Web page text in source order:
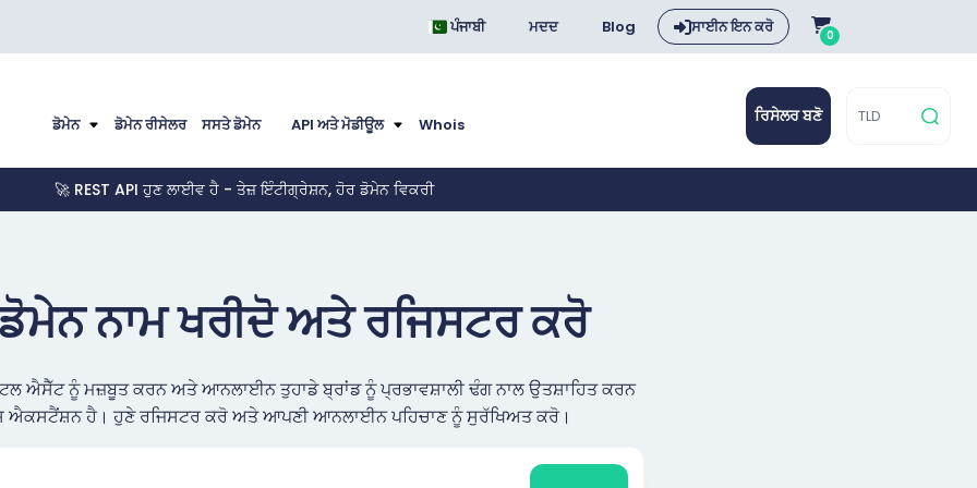
ਪੰਜਾਬੀ ਮਦਦ Blog ਸਾਈਨ ਇਨ ਕਰੋ 0
ਡੋਮੇਨ ਡੋਮੇਨ ਰੀਸੇਲਰ ਸਸਤੇ ਡੋਮੇਨ API ਅਤੇ ਮੋਡੀਊਲ Whois ਰਿਸੇਲਰ ਬਣੋ
🚀 REST API ਹੁਣ ਲਾਈਵ ਹੈ - ਤੇਜ਼ ਇੰਟੀਗ੍ਰੇਸ਼ਨ, ਹੋਰ ਡੋਮੇਨ ਵਿਕਰੀ
ਨਾਮ ਖਰੀਦੋ ਅਤੇ ਰਜਿਸਟਰ ਕਰੋ
ਐਸੈੱਟ ਨੂੰ ਮਜ਼ਬੂਤ ਕਰਨ ਅਤੇ ਆਨਲਾਈਨ ਤੁਹਾਡੇ ਬ੍ਰਾਂਡ ਨੂੰ ਪ੍ਰਭਾਵਸ਼ਾਲੀ ਢੰਗ ਨਾਲ ਉਤਸ਼ਾਹਿਤ ਕਰਨ
ਹੈ। ਹੁਣੇ ਰਜਿਸਟਰ ਕਰੋ ਅਤੇ ਆਪਣੀ ਆਨਲਾਈਨ ਪਹਿਚਾਣ ਨੂੰ ਸੁਰੱਖਿਅਤ ਕਰੋ।